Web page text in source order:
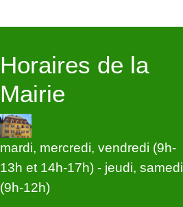
Horaires de la
Mairie
mardi, mercredi, vendredi (9h-
13h et 14h-17h) - jeudi, samedi
(9h-12h)